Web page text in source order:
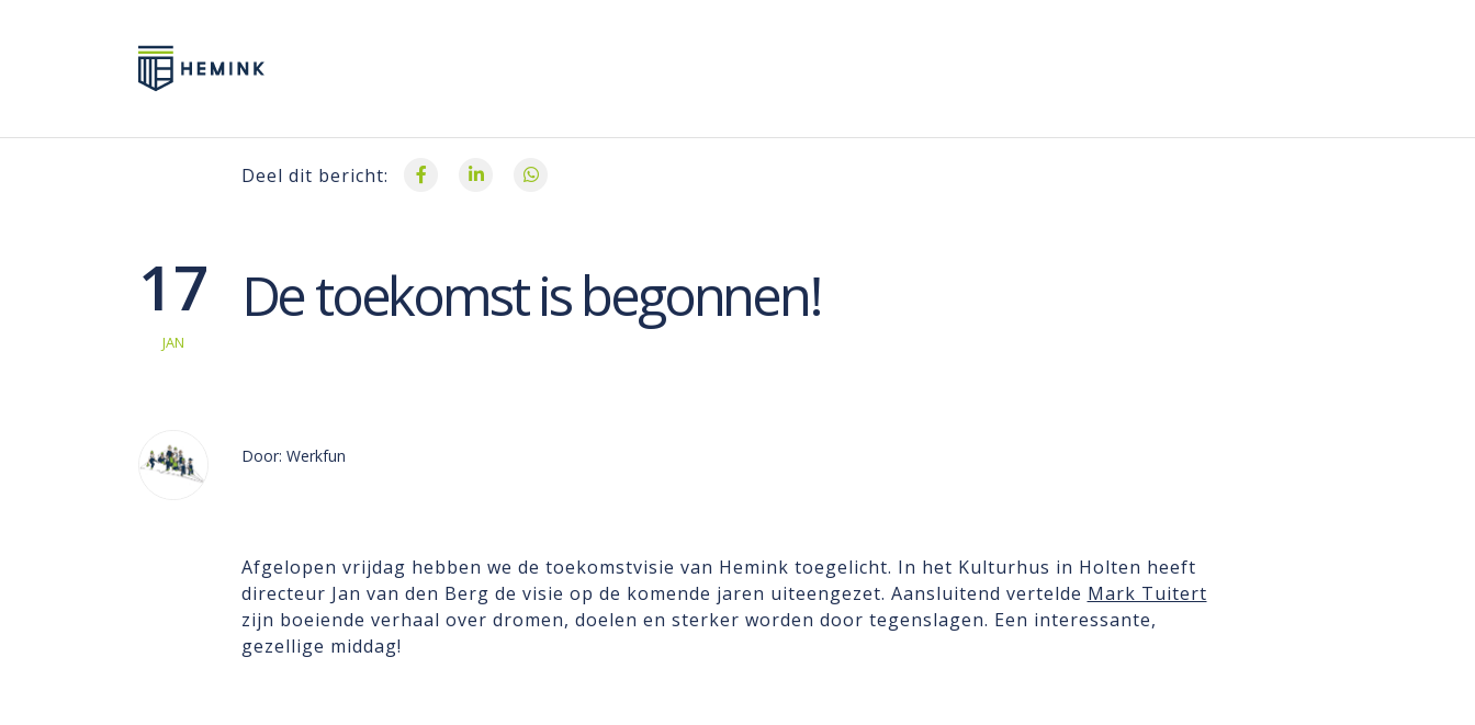
Deel dit bericht:
17
JAN
De toekomst is begonnen!
Door: Werkfun
Afgelopen vrijdag hebben we de toekomstvisie van Hemink toegelicht. In het Kulturhus in Holten heeft
directeur Jan van den Berg de visie op de komende jaren uiteengezet. Aansluitend vertelde Mark Tuitert
zijn boeiende verhaal over dromen, doelen en sterker worden door tegenslagen. Een interessante,
gezellige middag!